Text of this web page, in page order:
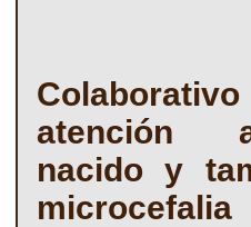
atención
nacido y
microcefalia